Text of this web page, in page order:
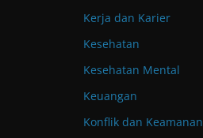
Kerja dan Karier
Kesehatan
Kesehatan Mental
Keuangan
Konflik dan Keamanan